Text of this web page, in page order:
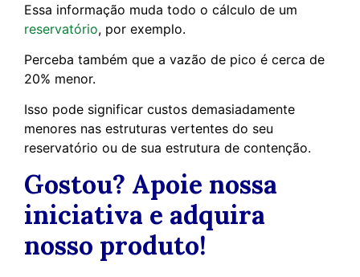
Essa informação muda todo o cálculo de um
reservatório, por exemplo.
Perceba também que a vazão de pico é cerca de
20% menor.
Isso pode significar custos demasiadamente
menores nas estruturas vertentes do seu
reservatório ou de sua estrutura de contenção.
Gostou? Apoie nossa
iniciativa e adquira
nosso produto!